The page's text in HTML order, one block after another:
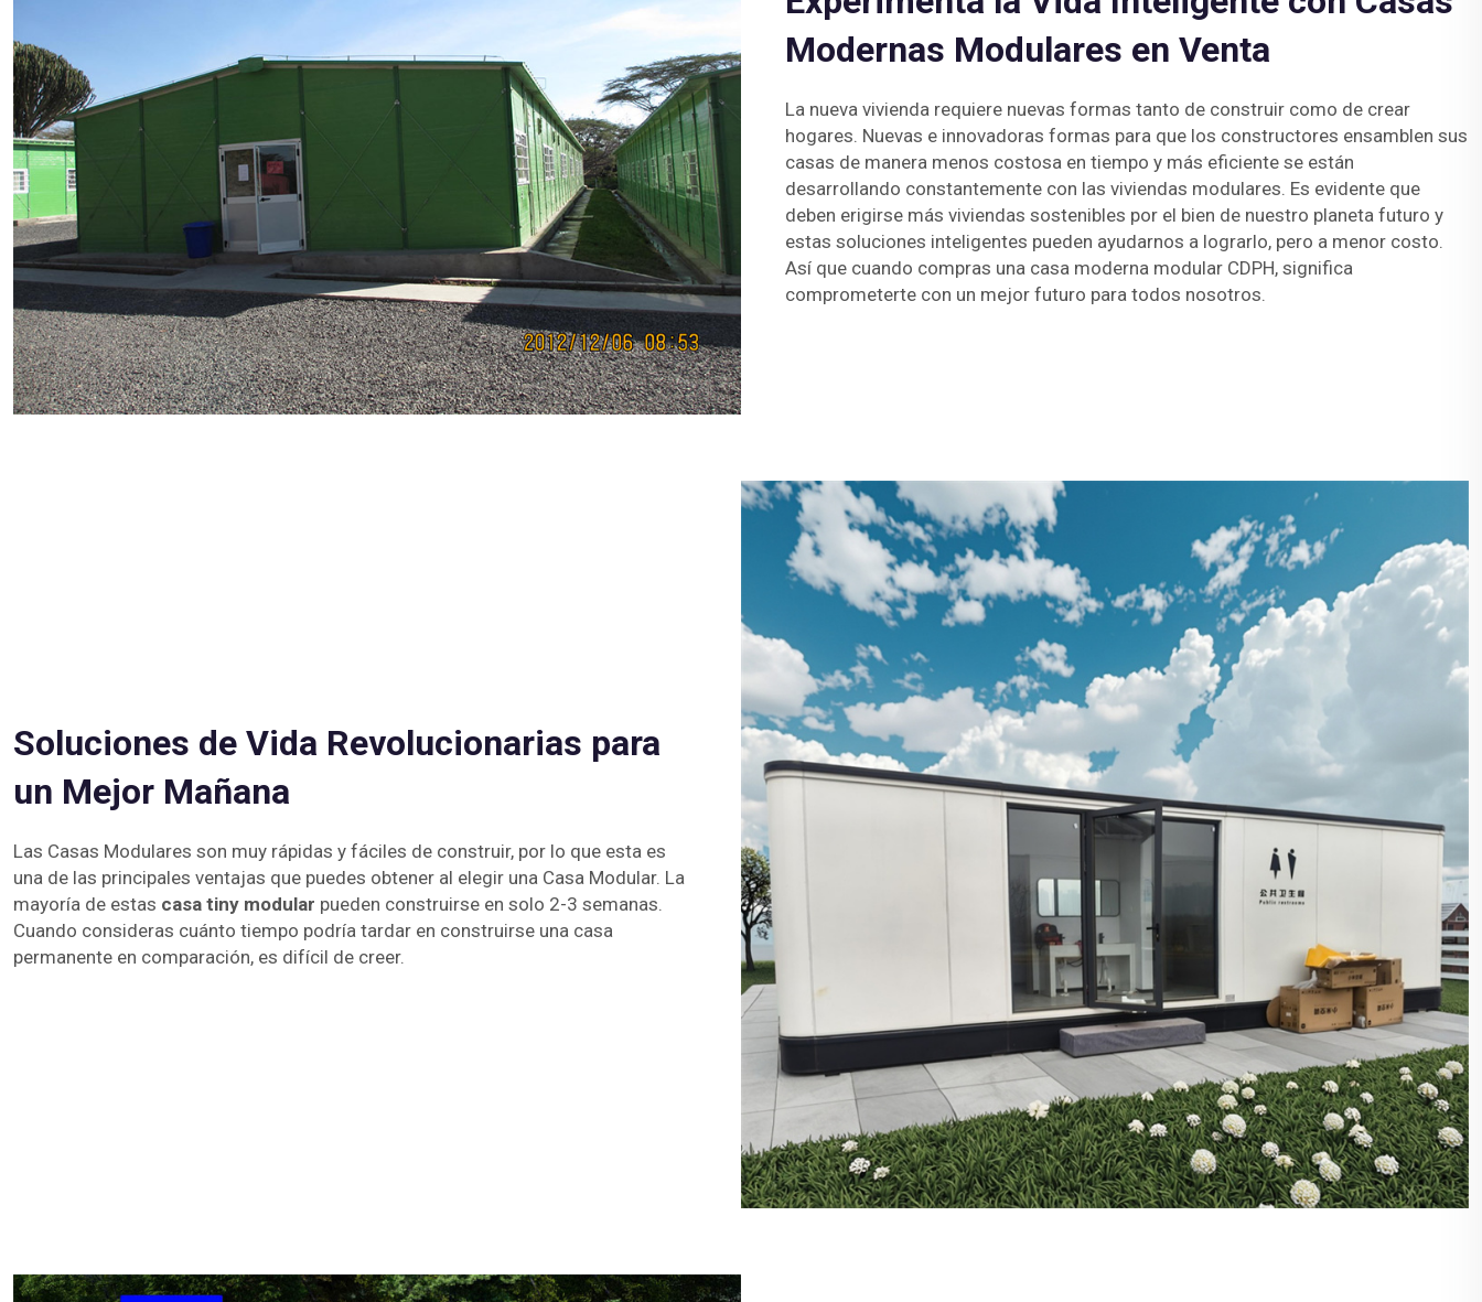
Modernas Modulares en Venta
La nueva vivienda requiere nuevas formas tanto de construir como de crear
hogares. Nuevas e innovadoras formas para que los constructores ensamblen sus
casas de manera menos costosa en tiempo y más eficiente se están
desarrollando constantemente con las viviendas modulares. Es evidente que
deben erigirse más viviendas sostenibles por el bien de nuestro planeta futuro y
estas soluciones inteligentes pueden ayudarnos a lograrlo, pero a menor costo.
Así que cuando compras una casa moderna modular CDPH, significa
comprometerte con un mejor futuro para todos nosotros.
Soluciones de Vida Revolucionarias para
un Mejor Mañana
Las Casas Modulares son muy rápidas y fáciles de construir, por lo que esta es
una de las principales ventajas que puedes obtener al elegir una Casa Modular. La
mayoría de estas casa tiny modular pueden construirse en solo 2-3 semanas.
Cuando consideras cuánto tiempo podría tardar en construirse una casa
permanente en comparación, es difícil de creer.